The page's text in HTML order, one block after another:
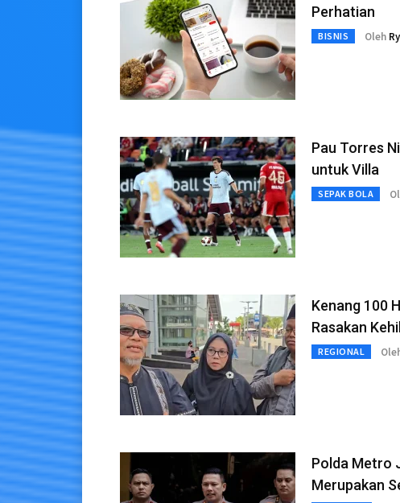
Perhatian
BISNIS Oleh
Pau Torres
untuk Villa
SEPAK BOLA
Kenang 100
Rasakan
REGIONAL
Polda Metro
Merupakan